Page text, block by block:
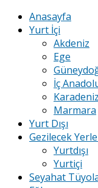
Anasayfa
Yurt İçi
Akdeniz
Ege
İç
Karadeniz
Marmara
Yurt Dışı
Gezilecek
Yurtdışı
Yurtiçi
Seyahat